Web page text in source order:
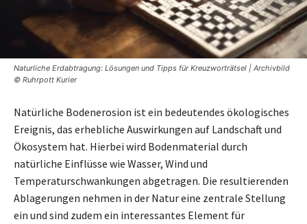
Naturliche Erdabtragung: Lösungen und Tipps für Kreuzworträtsel | Archivbild
© Ruhrpott Kurier
Natürliche Bodenerosion ist ein bedeutendes ökologisches
Ereignis, das erhebliche Auswirkungen auf Landschaft und
Ökosystem hat. Hierbei wird Bodenmaterial durch
natürliche Einflüsse wie Wasser, Wind und
Temperaturschwankungen abgetragen. Die resultierenden
Ablagerungen nehmen in der Natur eine zentrale Stellung
ein und sind zudem ein interessantes Element für